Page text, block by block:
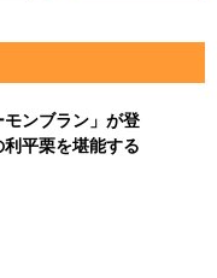
ンブラン」が登
平栗を堪能する